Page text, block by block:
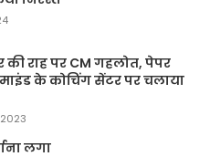
की राह पर CM गहलोत, पेपर
के कोचिंग सेंटर पर चलाया
लगा